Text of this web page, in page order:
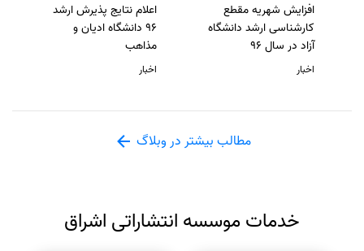
افزایش شهریه مقطع
کارشناسی ارشد دانشگاه
آزاد در سال 96
اخبار
اعلام نتایج پذیرش ارشد
96 دانشگاه ادیان و
مذاهب
اخبار
مطالب بیشتر در وبلاگ
خدمات موسسه انتشاراتی اشراق